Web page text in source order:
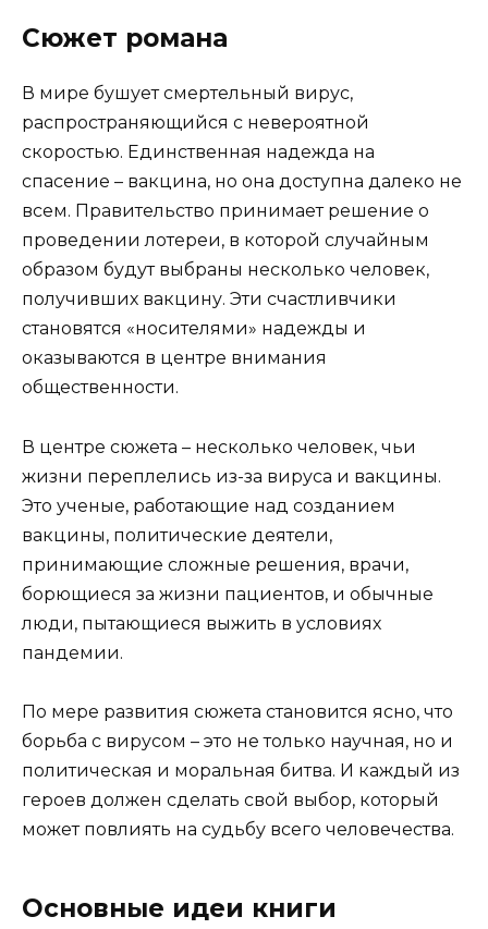
Сюжет романа
В мире бушует смертельный вирус,
распространяющийся с невероятной
скоростью. Единственная надежда на
спасение – вакцина, но она доступна далеко не
всем. Правительство принимает решение о
проведении лотереи, в которой случайным
образом будут выбраны несколько человек,
получивших вакцину. Эти счастливчики
становятся «носителями» надежды и
оказываются в центре внимания
общественности.
В центре сюжета – несколько человек, чьи
жизни переплелись из-за вируса и вакцины.
Это ученые, работающие над созданием
вакцины, политические деятели,
принимающие сложные решения, врачи,
борющиеся за жизни пациентов, и обычные
люди, пытающиеся выжить в условиях
пандемии.
По мере развития сюжета становится ясно, что
борьба с вирусом – это не только научная, но и
политическая и моральная битва. И каждый из
героев должен сделать свой выбор, который
может повлиять на судьбу всего человечества.
Основные идеи книги